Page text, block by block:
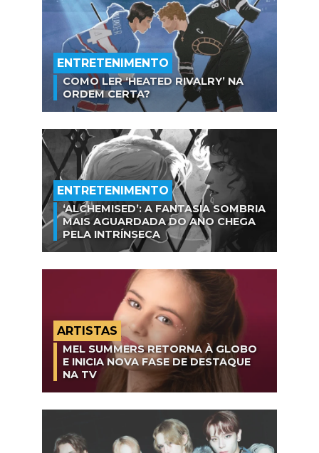
ENTRETENIMENTO
COMO LER ‘HEATED RIVALRY’ NA
ORDEM CERTA?
ENTRETENIMENTO
‘ALCHEMISED’: A FANTASIA SOMBRIA
MAIS AGUARDADA DO ANO CHEGA
PELA INTRÍNSECA
ARTISTAS
MEL SUMMERS RETORNA À GLOBO
E INICIA NOVA FASE DE DESTAQUE
NA TV